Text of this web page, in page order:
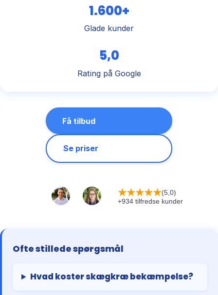
1.600+
Glade kunder
5,0
Rating på Google
Få tilbud
Se priser
★★★★★(5,0)
+934 tilfredse kunder
Ofte stillede spørgsmål
Hvad koster skægkræ bekæmpelse?